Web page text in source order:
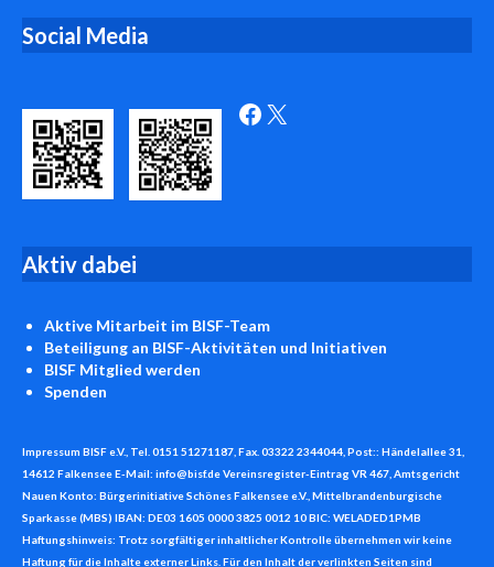
Social Media
Facebook X
Aktiv dabei
Aktive Mitarbeit im BISF-Team
Beteiligung an BISF-Aktivitäten und Initiativen
BISF Mitglied werden
Spenden
Impressum BISF e.V., Tel. 0151 51271187, Fax. 03322 2344044, Post:: Händelallee 31,
14612 Falkensee E-Mail: info@bisf.de Vereinsregister-Eintrag VR 467, Amtsgericht
Nauen Konto: Bürgerinitiative Schönes Falkensee e.V., Mittelbrandenburgische
Sparkasse (MBS) IBAN: DE03 1605 0000 3825 0012 10 BIC: WELADED1PMB
Haftungshinweis: Trotz sorgfältiger inhaltlicher Kontrolle übernehmen wir keine
Haftung für die Inhalte externer Links. Für den Inhalt der verlinkten Seiten sind